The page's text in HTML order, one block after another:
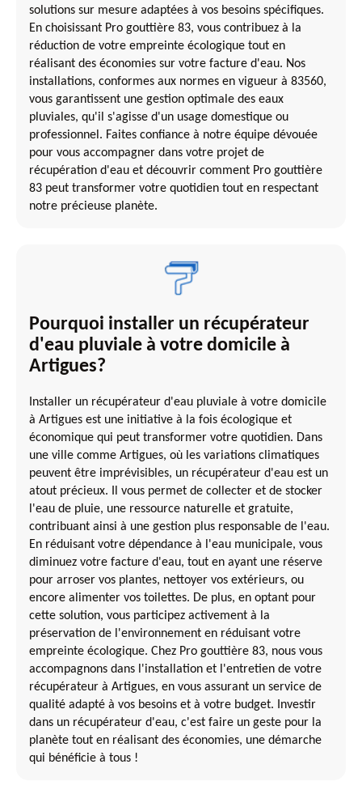
solutions sur mesure adaptées à vos besoins spécifiques.
En choisissant Pro gouttière 83, vous contribuez à la
réduction de votre empreinte écologique tout en
réalisant des économies sur votre facture d'eau. Nos
installations, conformes aux normes en vigueur à 83560,
vous garantissent une gestion optimale des eaux
pluviales, qu'il s'agisse d'un usage domestique ou
professionnel. Faites confiance à notre équipe dévouée
pour vous accompagner dans votre projet de
récupération d'eau et découvrir comment Pro gouttière
83 peut transformer votre quotidien tout en respectant
notre précieuse planète.
Pourquoi installer un récupérateur
d'eau pluviale à votre domicile à
Artigues?
Installer un récupérateur d'eau pluviale à votre domicile
à Artigues est une initiative à la fois écologique et
économique qui peut transformer votre quotidien. Dans
une ville comme Artigues, où les variations climatiques
peuvent être imprévisibles, un récupérateur d'eau est un
atout précieux. Il vous permet de collecter et de stocker
l'eau de pluie, une ressource naturelle et gratuite,
contribuant ainsi à une gestion plus responsable de l'eau.
En réduisant votre dépendance à l'eau municipale, vous
diminuez votre facture d'eau, tout en ayant une réserve
pour arroser vos plantes, nettoyer vos extérieurs, ou
encore alimenter vos toilettes. De plus, en optant pour
cette solution, vous participez activement à la
préservation de l'environnement en réduisant votre
empreinte écologique. Chez Pro gouttière 83, nous vous
accompagnons dans l'installation et l'entretien de votre
récupérateur à Artigues, en vous assurant un service de
qualité adapté à vos besoins et à votre budget. Investir
dans un récupérateur d'eau, c'est faire un geste pour la
planète tout en réalisant des économies, une démarche
qui bénéficie à tous !